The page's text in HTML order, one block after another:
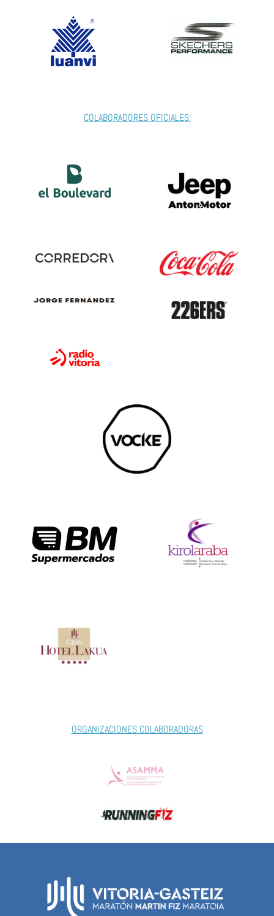
COLABORADORES OFICIALES:
ORGANIZACIONES COLABORADORAS